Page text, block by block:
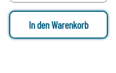
In den Warenkorb